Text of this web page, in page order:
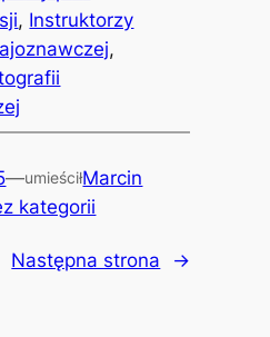
, Instruktorzy
—umieściłMarcin
kategorii
Następna strona →